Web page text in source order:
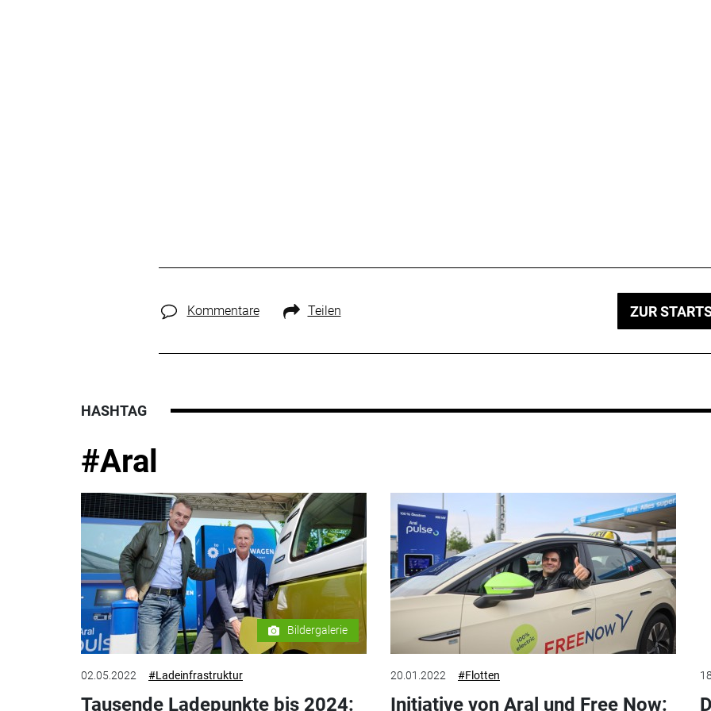
Kommentare Teilen ZUR
HASHTAG
#Aral
Bildergalerie
02.05.2022 #Ladeinfrastruktur
Tausende Ladepunkte bis 2024:
20.01.2022 #Flotten
Initiative von Aral und Free Now: